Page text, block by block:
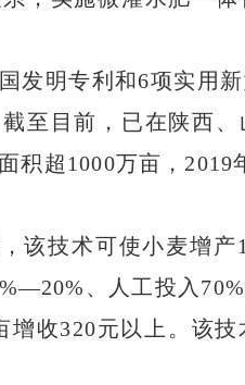
发明专利和6项实用
至目前，已在陕西、
积超1000万亩，
该技术可使小麦增
、人工投入
增收320元以上。该